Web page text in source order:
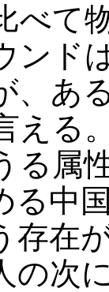
べて
ンド
、あ
える
る属
る中
存在
の次